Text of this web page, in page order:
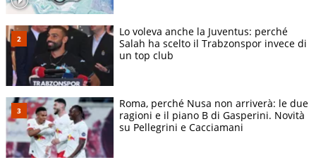
Lo voleva anche la Juventus: perché
Salah ha scelto il Trabzonspor invece di
un top club
Roma, perché Nusa non arriverà: le due
ragioni e il piano B di Gasperini. Novità
su Pellegrini e Cacciamani